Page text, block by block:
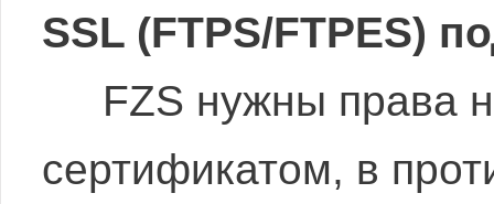
SSL (FTPS/FTPES)
FZS нужны права
сертификатом, в